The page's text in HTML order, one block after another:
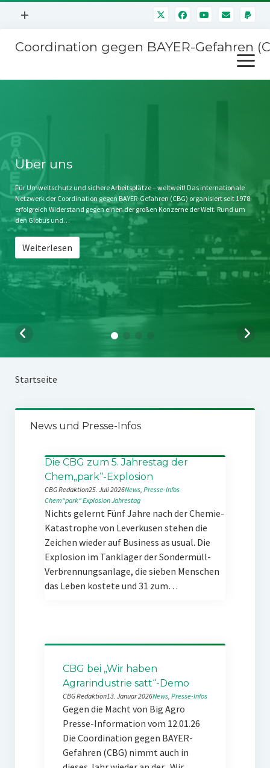
Menü
+
Mitmachen
Kontakt
Impressum
Störfälle
Coordination gegen BAYER-Gefahren
Menü
öffnen
Stichwort BAYER
Jahrestagung
SPENDEN
Über uns
Für Umweltschutz und sichere Arbeitsplätze – weltweit! Das internationale
Netzwerk der Coordination gegen BAYER-Gefahren (CBG) organisiert seit 1978
erfolgreich Widerstand gegen einen der großen Konzerne der Welt. Rund um
den Globus und…
Weiterlesen
Startseite
News und Presse-Infos
Die CBG zum 5. Jahrestag der
Chem„park“-Explosion
CBG Redaktion25. Juli 2026News, Presse-Infos
Chem“park“ExplosionJahrestag
Nichts gelernt Fünf Jahre nach der Chemie-
Katastrophe von Leverkusen stehen die
Zeichen wieder auf Business as usual. Die
Explosion im Tanklager der Sondermüll-
Verbrennungsanlage, die sieben Menschen
das Leben kostete und 31 zum…
CBG bei „Wir haben
Agrarindustrie satt“-Demo
CBG Redaktion13. Januar 2026News, Presse-Infos
Gegen die Macht von Big Agro
Presse-Information vom 12.01.26
Die Coordination gegen BAYER-
Gefahren (CBG) nimmt auch in